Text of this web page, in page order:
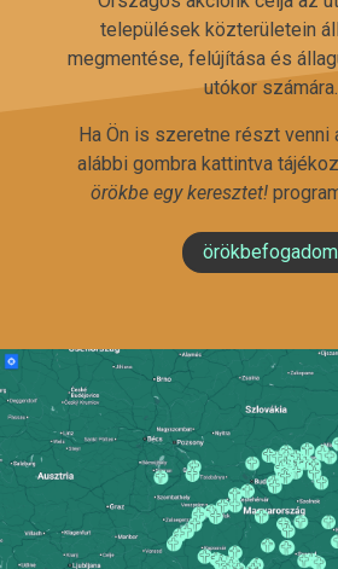
települések közterületein
megmentése, felújítása és
utókor számára.
Ha Ön is szeretne részt venni
alábbi gombra kattintva
örökbe egy keresztet!
örökbefogadom